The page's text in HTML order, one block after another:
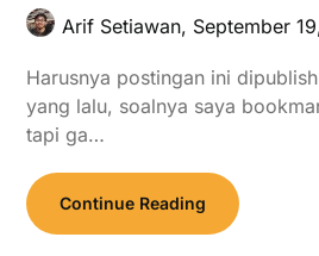
Arif Setiawan, September
Harusnya postingan ini
yang lalu, soalnya saya
tapi ga…
Continue Reading